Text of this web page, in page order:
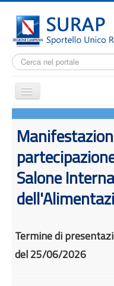
Cerca...
Cambia
navigazione
Notizie
Il SURAP
Normativa
Modulistica
Attrazione degli
Incentivi e
Salone
Termine di
del 25/06/2026